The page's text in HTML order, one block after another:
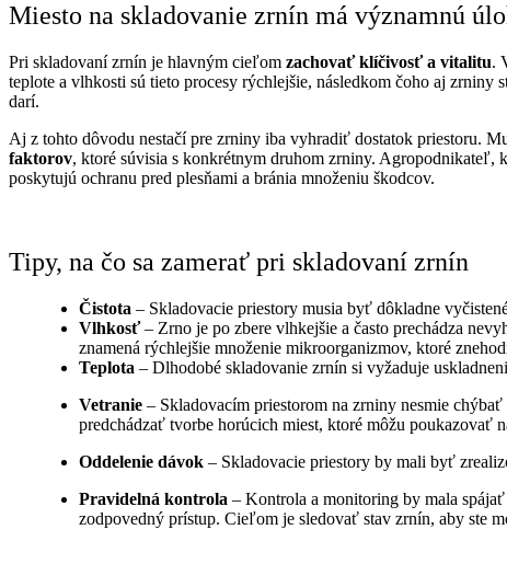
Miesto na skladovanie zrnín má významnú
Pri skladovaní zrnín je hlavným cieľom zachovať klíčivosť a vitalitu.
teplote a vlhkosti sú tieto procesy rýchlejšie, následkom čoho aj
darí.
Aj z tohto dôvodu nestačí pre zrniny iba vyhradiť dostatok priestoru.
faktorov, ktoré súvisia s konkrétnym druhom zrniny. Agropodnikateľ,
poskytujú ochranu pred plesňami a bránia množeniu škodcov.
Tipy, na čo sa zamerať pri skladovaní zrnín
Čistota – Skladovacie priestory musia byť dôkladne
Vlhkosť– Zrno je po zbere vlhkejšie a často prechádza
znamená rýchlejšie množenie mikroorganizmov, ktoré
Teplota – Dlhodobé skladovanie zrnín si vyžaduje
Vetranie – Skladovacím priestorom na zrniny nesmie
predchádzať tvorbe horúcich miest, ktoré môžu poukazovať
Oddelenie dávok – Skladovacie priestory by mali byť
Pravidelná kontrola – Kontrola a monitoring by mala
zodpovedný prístup. Cieľom je sledovať stav zrnín, aby ste